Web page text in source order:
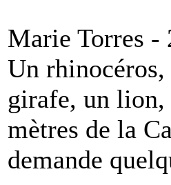
Marie Torres
Un
girafe, un lion,
mètres de la
demande